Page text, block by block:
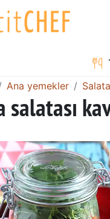
Ana yemekler Salata
salatası